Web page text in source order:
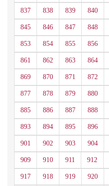
837 838 839 840
845 846 847 848
853 854 855 856
861 862 863 864
869 870 871 872
877 878 879 880
885 886 887 888
893 894 895 896
901 902 903 904
909 910 911 912
917 918 919 920